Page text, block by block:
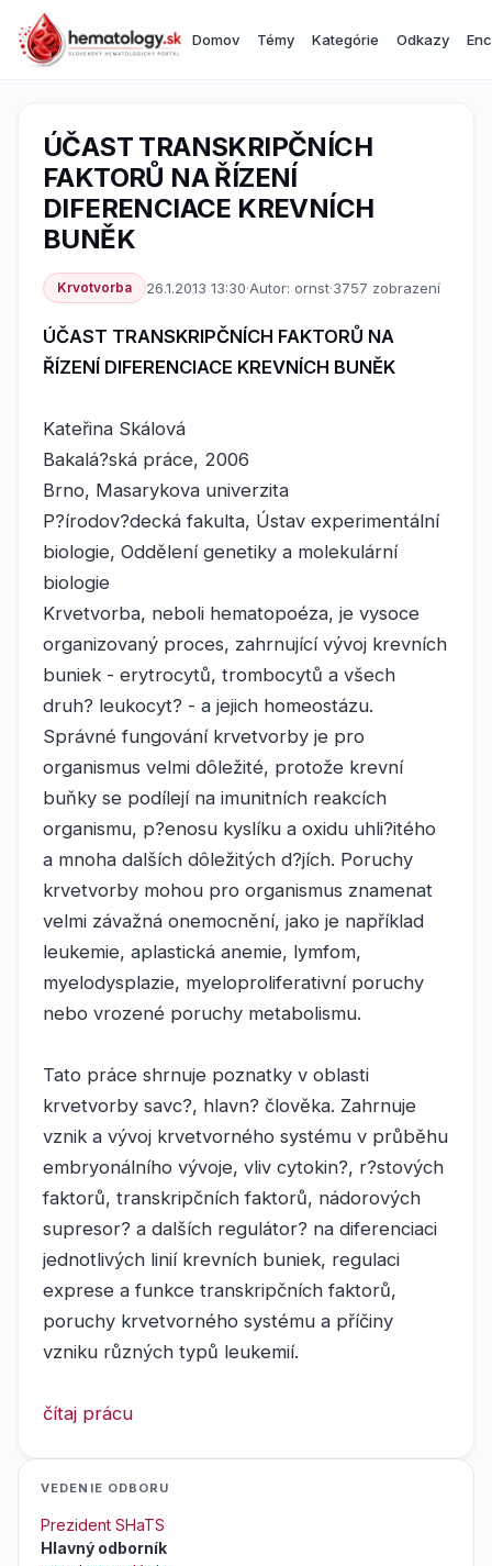
Domov Témy Kategórie Odkazy
ÚČAST TRANSKRIPČNÍCH
FAKTORŮ NA ŘÍZENÍ
DIFERENCIACE KREVNÍCH
BUNĚK
Krvotvorba 26.1.2013 13:30·Autor: ornst·3757 zobrazení
ÚČAST TRANSKRIPČNÍCH FAKTORŮ NA
ŘÍZENÍ DIFERENCIACE KREVNÍCH BUNĚK
Kateřina Skálová
Bakalá?ská práce, 2006
Brno, Masarykova univerzita
P?írodov?decká fakulta, Ústav experimentální
biologie, Oddělení genetiky a molekulární
biologie
Krvetvorba, neboli hematopoéza, je vysoce
organizovaný proces, zahrnující vývoj krevních
buniek - erytrocytů, trombocytů a všech
druh? leukocyt? - a jejich homeostázu.
Správné fungování krvetvorby je pro
organismus velmi dôležité, protože krevní
buňky se podílejí na imunitních reakcích
organismu, p?enosu kyslíku a oxidu uhli?itého
a mnoha dalších dôležitých d?jích. Poruchy
krvetvorby mohou pro organismus znamenat
velmi závažná onemocnění, jako je například
leukemie, aplastická anemie, lymfom,
myelodysplazie, myeloproliferativní poruchy
nebo vrozené poruchy metabolismu.
Tato práce shrnuje poznatky v oblasti
krvetvorby savc?, hlavn? člověka. Zahrnuje
vznik a vývoj krvetvorného systému v průběhu
embryonálního vývoje, vliv cytokin?, r?stových
faktorů, transkripčních faktorů, nádorových
supresor? a dalších regulátor? na diferenciaci
jednotlivých linií krevních buniek, regulaci
exprese a funkce transkripčních faktorů,
poruchy krvetvorného systému a příčiny
vzniku různých typů leukemií.
čítaj prácu
VEDENIE ODBORU
Prezident SHaTS
Hlavný odborník